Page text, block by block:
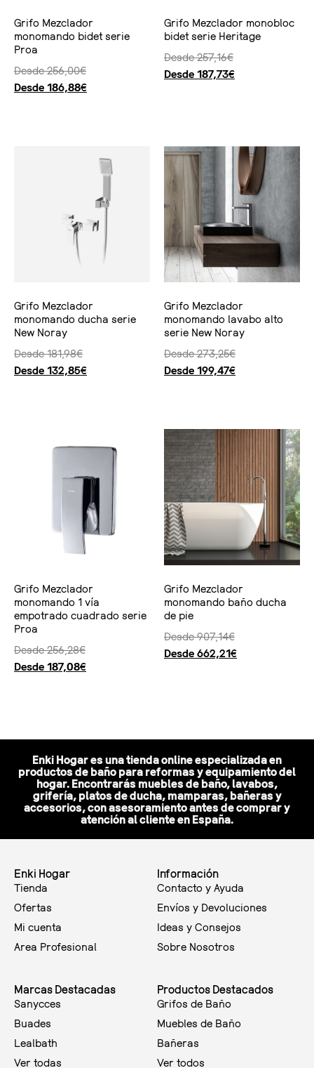
Grifo Mezclador
monomando bidet serie
Proa
Desde256,00€
Desde 186,88€
Grifo Mezclador monobloc
bidet serie Heritage
Desde257,16€
Desde 187,73€
Grifo Mezclador
monomando ducha serie
New Noray
Desde181,98€
Desde 132,85€
Grifo Mezclador
monomando lavabo alto
serie New Noray
Desde273,25€
Desde 199,47€
Grifo Mezclador
monomando 1 vía
empotrado cuadrado serie
Proa
Desde256,28€
Desde 187,08€
Grifo Mezclador
monomando baño ducha
de pie
Desde907,14€
Desde 662,21€
Enki Hogar es una tienda online especializada en
productos de baño para reformas y equipamiento del
hogar. Encontrarás muebles de baño, lavabos,
grifería, platos de ducha, mamparas, bañeras y
accesorios, con asesoramiento antes de comprar y
atención al cliente en España.
Enki Hogar
Tienda
Ofertas
Mi cuenta
Area Profesional
Información
Contacto y Ayuda
Envíos y Devoluciones
Ideas y Consejos
Sobre Nosotros
Marcas Destacadas
Sanycces
Buades
Lealbath
Ver todas
Productos Destacados
Grifos de Baño
Muebles de Baño
Bañeras
Ver todos